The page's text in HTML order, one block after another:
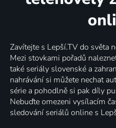
Zavítejte s Lepší.TV do světa
Mezi stovkami pořadů
také seriály slovenské a
nahrávání si můžete nechat
série a pohodlně si pak díly
Nebuďte omezeni vysílacím
sledování seriálů online s